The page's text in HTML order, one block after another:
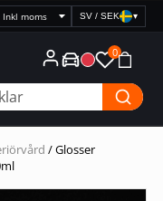
prisvisning
SV / SEK ▾
0
/ Glosser